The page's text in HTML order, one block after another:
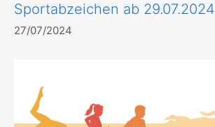
Sportabzeichen ab 29.07.2024
27/07/2024